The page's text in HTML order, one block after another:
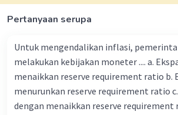
Pertanyaan serupa
Untuk mengendalikan inflasi,
melakukan kebijakan moneter .... a.
menaikkan reserve requirement ratio b.
menurunkan reserve requirement ratio
dengan menaikkan reserve